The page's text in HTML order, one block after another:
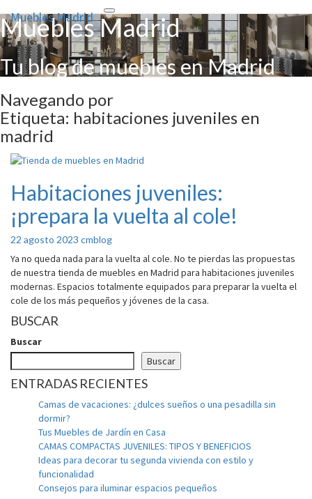
Toggle
navigation
Muebles Madrid
Muebles Madrid
Tu blog de muebles en Madrid
Navegando por
Etiqueta: habitaciones juveniles en
madrid
Habitaciones
juveniles:
¡prepara
la
vuelta
al
cole!
Habitaciones juveniles:
¡prepara la vuelta al cole!
22 agosto 2023 cmblog
Ya no queda nada para la vuelta al cole. No te pierdas las propuestas
de nuestra tienda de muebles en Madrid para habitaciones juveniles
modernas. Espacios totalmente equipados para preparar la vuelta el
cole de los más pequeños y jóvenes de la casa.
BUSCAR
Buscar
Buscar
ENTRADAS RECIENTES
Camas de vacaciones: ¿dulces sueños o una pesadilla sin
dormir?
Tus Muebles de Jardín en Casa
CAMAS COMPACTAS JUVENILES: TIPOS Y BENEFICIOS
Ideas para decorar tu segunda vivienda con estilo y
funcionalidad
Consejos para iluminar espacios pequeños